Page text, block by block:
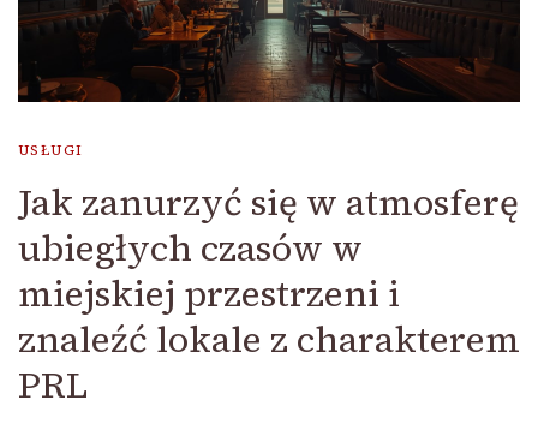
USŁUGI
Jak zanurzyć się w atmosferę
ubiegłych czasów w
miejskiej przestrzeni i
znaleźć lokale z charakterem
PRL